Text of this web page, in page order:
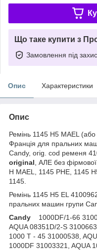
Що таке купити з
Замовлення під
Опис Характеристики
Опис
Ремінь 1145 H5 MAEL
Франція для пральних
Candy, orig. cod ременя
original , АЛЕ без
H MAEL, 1145 PHE, 1145
1145.
Ремінь 1145 H5 EL
пральних машин групи
Candy 1000DF/1-66
AQUA 08351D/2-S
1000 T - 45 31000538,
1000DF 31003321, AQUA